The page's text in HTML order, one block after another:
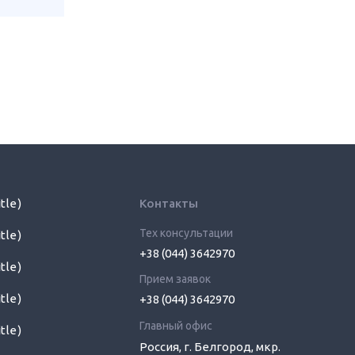
Контакты
Тех консультации
+38 (044) 3642970
Прием заявок
+38 (044) 3642970
Главный офис
Россия, г. Белгород, мкр.